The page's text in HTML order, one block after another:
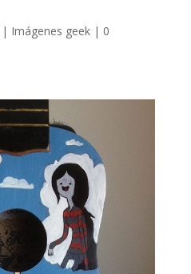
| Imágenes geek| 0